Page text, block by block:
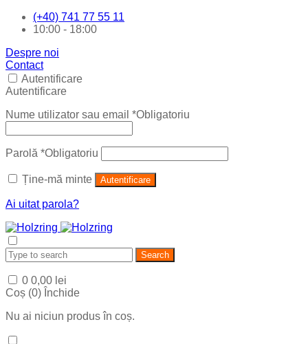
(+40) 741 77 55 11
10:00 - 18:00
Despre noi
Contact
Autentificare
Autentificare
Nume utilizator sau email *Obligatoriu
Parolă *Obligatoriu
Ține-mă minte Autentificare
Ai uitat parola?
Search
0 0,00 lei
Coș (0) Închide
Nu ai niciun produs în coș.